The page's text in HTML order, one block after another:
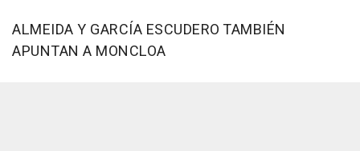
ALMEIDA Y GARCÍA ESCUDERO TAMBIÉN
APUNTAN A MONCLOA